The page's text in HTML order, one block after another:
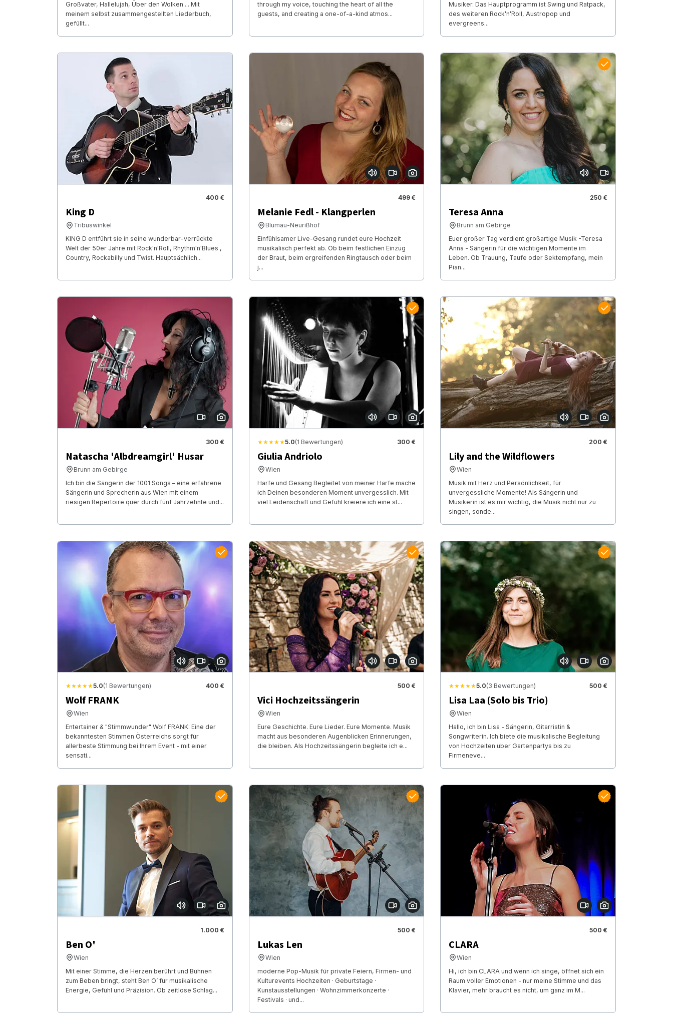
Großvater, Hallelujah, Über den Wolken ... Mit
meinem selbst zusammengestellten Liederbuch,
gefüllt...
through my voice, touching the heart of all the
guests, and creating a one-of-a-kind atmos...
Musiker. Das Hauptprogramm ist Swing und Ratpack,
des weiteren Rock’n’Roll, Austropop und
evergreens...
400 €
King D
Tribuswinkel
KING D entführt sie in seine wunderbar-verrückte
Welt der 50er Jahre mit Rock'n'Roll, Rhythm'n'Blues ,
Country, Rockabilly und Twist. Hauptsächlich...
499 €
Melanie Fedl - Klangperlen
Blumau-Neurißhof
Einfühlsamer Live-Gesang rundet eure Hochzeit
musikalisch perfekt ab. Ob beim festlichen Einzug
der Braut, beim ergreifenden Ringtausch oder beim
j...
250 €
Teresa Anna
Brunn am Gebirge
Euer großer Tag verdient großartige Musik -Teresa
Anna - Sängerin für die wichtigen Momente im
Leben. Ob Trauung, Taufe oder Sektempfang, mein
Pian...
300 €
Natascha 'Albdreamgirl' Husar
Brunn am Gebirge
Ich bin die Sängerin der 1001 Songs – eine erfahrene
Sängerin und Sprecherin aus Wien mit einem
riesigen Repertoire quer durch fünf Jahrzehnte und...
★★★★★5.0(1 Bewertungen) 300 €
Giulia Andriolo
Wien
Harfe und Gesang Begleitet von meiner Harfe mache
ich Deinen besonderen Moment unvergesslich. Mit
viel Leidenschaft und Gefühl kreiere ich eine st...
200 €
Lily and the Wildflowers
Wien
Musik mit Herz und Persönlichkeit, für
unvergessliche Momente! Als Sängerin und
Musikerin ist es mir wichtig, die Musik nicht nur zu
singen, sonde...
★★★★★5.0(1 Bewertungen) 400 €
Wolf FRANK
Wien
Entertainer & "Stimmwunder" Wolf FRANK: Eine der
bekanntesten Stimmen Österreichs sorgt für
allerbeste Stimmung bei Ihrem Event - mit einer
sensati...
500 €
Vici Hochzeitssängerin
Wien
Eure Geschichte. Eure Lieder. Eure Momente. Musik
macht aus besonderen Augenblicken Erinnerungen,
die bleiben. Als Hochzeitssängerin begleite ich e...
★★★★★5.0(3 Bewertungen) 500 €
Lisa Laa (Solo bis Trio)
Wien
Hallo, ich bin Lisa - Sängerin, Gitarristin &
Songwriterin. Ich biete die musikalische Begleitung
von Hochzeiten über Gartenpartys bis zu
Firmeneve...
1.000 €
Ben O'
Wien
Mit einer Stimme, die Herzen berührt und Bühnen
zum Beben bringt, steht Ben O’ für musikalische
Energie, Gefühl und Präzision. Ob zeitlose Schlag...
500 €
Lukas Len
Wien
moderne Pop-Musik für private Feiern, Firmen- und
Kulturevents Hochzeiten · Geburtstage ·
Kunstausstellungen · Wohnzimmerkonzerte ·
Festivals · und...
500 €
CLARA
Wien
Hi, ich bin CLARA und wenn ich singe, öffnet sich ein
Raum voller Emotionen - nur meine Stimme und das
Klavier, mehr braucht es nicht, um ganz im M...